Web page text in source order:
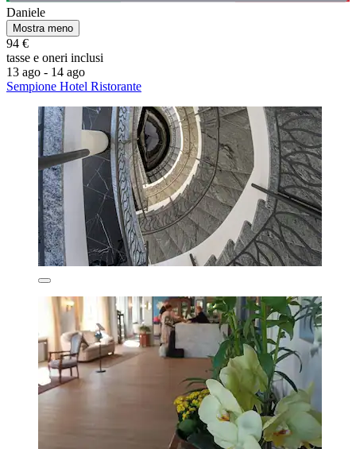
Daniele
Mostra meno
94 €
tasse e oneri inclusi
13 ago - 14 ago
Sempione Hotel Ristorante